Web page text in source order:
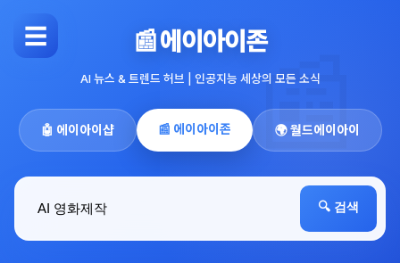
☰ 📰 에이아이존
AI 뉴스 & 트렌드 허브 | 인공지능 세상의 모든 소식
🤖 에이아이샵 📰 에이아이존 🌍 월드에이아이
🔍 검색